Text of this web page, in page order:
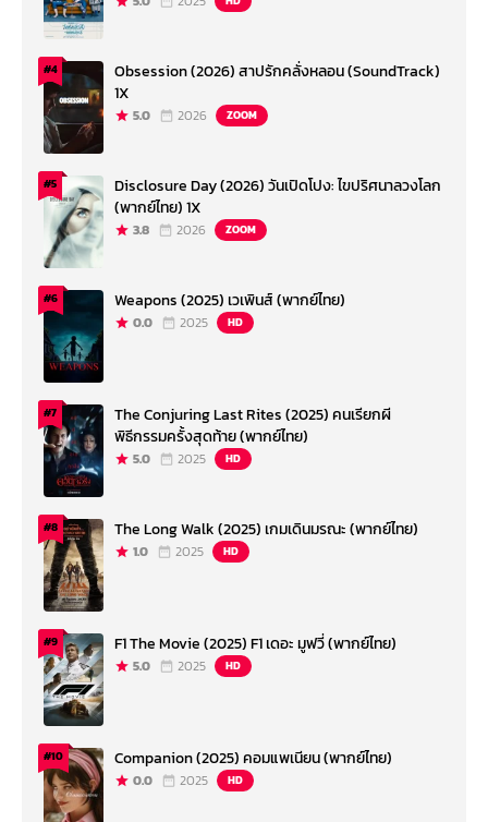
#4
Obsession (2026) สาปรักคลั่งหลอน (SoundTrack)
1X
5.0 2026 ZOOM
#5
Disclosure Day (2026) วันเปิดโปง: ไขปริศนาลวงโลก
(พากย์ไทย) 1X
3.8 2026 ZOOM
#6 Weapons (2025) เวเพินส์ (พากย์ไทย)
0.0 2025 HD
#7
The Conjuring Last Rites (2025) คนเรียกผี
พิธีกรรมครั้งสุดท้าย (พากย์ไทย)
5.0 2025 HD
#8 The Long Walk (2025) เกมเดินมรณะ (พากย์ไทย)
1.0 2025 HD
#9 F1 The Movie (2025) F1 เดอะ มูฟวี่ (พากย์ไทย)
5.0 2025 HD
#10 Companion (2025) คอมแพเนียน (พากย์ไทย)
0.0 2025 HD